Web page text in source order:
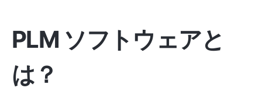
PLM ソフトウェアと
は？